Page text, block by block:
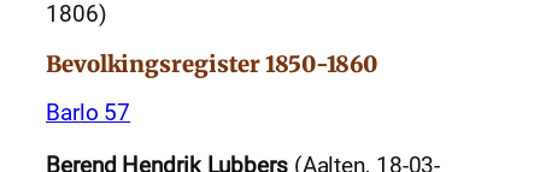
1806)
Bevolkingsregister 1850-1860
Barlo 57
Berend Hendrik Lubbers(Aalten, 18-03-